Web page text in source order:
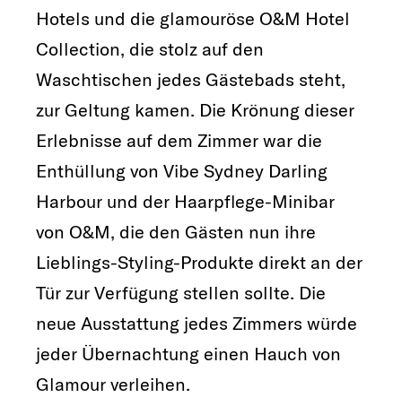
Hotels und die glamouröse O&M Hotel
Collection, die stolz auf den
Waschtischen jedes Gästebads steht,
zur Geltung kamen. Die Krönung dieser
Erlebnisse auf dem Zimmer war die
Enthüllung von Vibe Sydney Darling
Harbour und der Haarpflege-Minibar
von O&M, die den Gästen nun ihre
Lieblings-Styling-Produkte direkt an der
Tür zur Verfügung stellen sollte. Die
neue Ausstattung jedes Zimmers würde
jeder Übernachtung einen Hauch von
Glamour verleihen.